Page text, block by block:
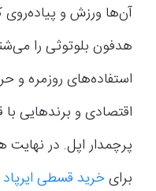
آن‌ها ورزش و پیاده‌روی
هدفون بلوتوثی را
استفاده‌های روزمره و
اقتصادی و برندهایی
پرچمدار اپل. در نهایت
برایخرید قسطی ایرپاد